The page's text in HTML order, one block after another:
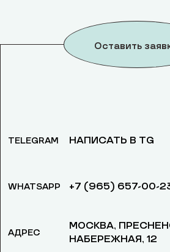
Оставить
TELEGRAM
WHATSAPP
АДРЕС
НАПИСАТЬ В TG
+7 (965) 657-00-
МОСКВА,
НАБЕРЕЖНАЯ, 12